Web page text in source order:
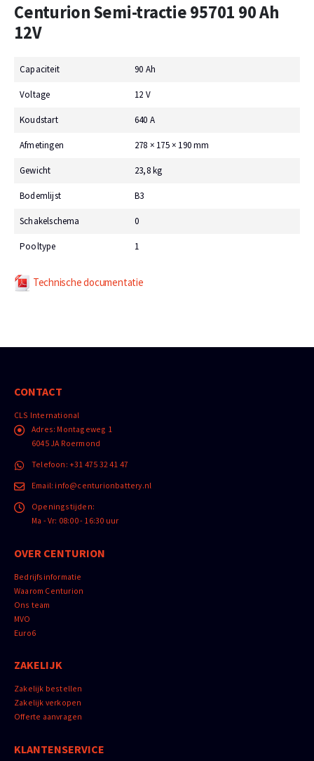
Centurion Semi-tractie 95701 90 Ah
12V
Capaciteit 90 Ah
Voltage 12 V
Koudstart 640 A
Afmetingen 278 × 175 × 190 mm
Gewicht 23,8 kg
Bodemlijst B3
Schakelschema 0
Pooltype 1
Technische documentatie
CONTACT
CLS International
Adres: Montageweg 1
6045 JA Roermond
Telefoon: +31 475 32 41 47
Email: info@centurionbattery.nl
Openingstijden:
Ma - Vr: 08:00 - 16:30 uur
OVER CENTURION
Bedrijfsinformatie
Waarom Centurion
Ons team
MVO
Euro6
ZAKELIJK
Zakelijk bestellen
Zakelijk verkopen
Offerte aanvragen
KLANTENSERVICE